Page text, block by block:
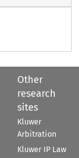
Other
research
sites
Kluwer
Arbitration
Kluwer IP Law